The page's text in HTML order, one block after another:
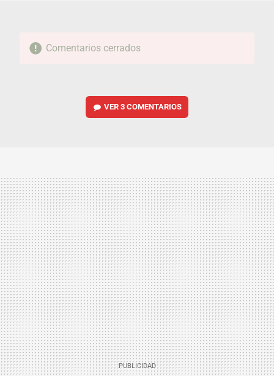
Comentarios cerrados
VER3 COMENTARIOS